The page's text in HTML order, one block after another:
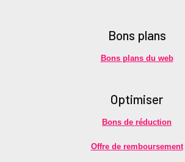
Bons plans
Bons plans du web
Optimiser
Bons de réduction
Offre de remboursement